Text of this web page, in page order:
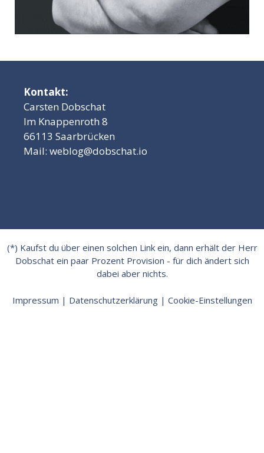
Kontakt:
Carsten Dobschat
Im Knappenroth 8
66113 Saarbrücken
Mail: weblog@dobschat.io
(*) Kaufst du über einen solchen Link ein, dann erhält der Herr
Dobschat ein paar Prozent Provision - für dich ändert sich
dabei aber nichts.
Impressum | Datenschutzerklärung| Cookie-Einstellungen